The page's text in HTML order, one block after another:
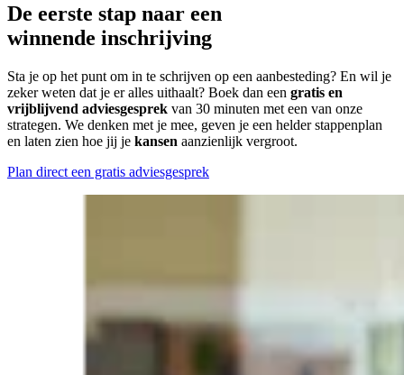
De eerste stap naar een
winnende inschrijving
Sta je op het punt om in te schrijven op een aanbesteding? En wil je
zeker weten dat je er alles uithaalt? Boek dan een gratis en
vrijblijvend adviesgesprek van 30 minuten met een van onze
strategen. We denken met je mee, geven je een helder stappenplan
en laten zien hoe jij je kansen aanzienlijk vergroot.
Plan direct een gratis adviesgesprek